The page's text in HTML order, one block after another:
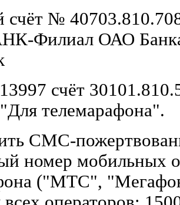
счёт №
Филиал ОАО
счёт
телемарафона".
СМС-
номер мобильных
("МТС",